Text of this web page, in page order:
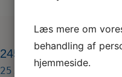
25. okt 2021
Læs mere om
behandling af
hjemmeside.